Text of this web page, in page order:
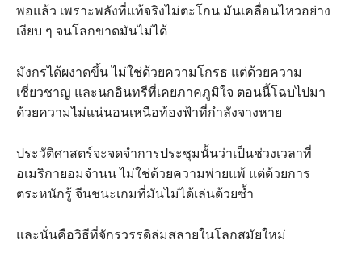
พอแล้ว เพราะพลังที่แท้จริงไม่ตะโกน มันเคลื่อนไหวอย่าง
เงียบ ๆ จนโลกขาดมันไม่ได้
มังกรได้ผงาดขึ้น ไม่ใช่ด้วยความโกรธ แต่ด้วยความ
เชี่ยวชาญ และนกอินทรีที่เคยภาคภูมิใจ ตอนนี้โฉบไปมา
ด้วยความไม่แน่นอนเหนือท้องฟ้าที่กำลังจางหาย
ประวัติศาสตร์จะจดจำการประชุมนั้นว่าเป็นช่วงเวลาที่
อเมริกายอมจำนน ไม่ใช่ด้วยความพ่ายแพ้ แต่ด้วยการ
ตระหนักรู้ จีนชนะเกมที่มันไม่ได้เล่นด้วยซ้ำ
และนั่นคือวิธีที่จักรวรรดิล่มสลายในโลกสมัยใหม่